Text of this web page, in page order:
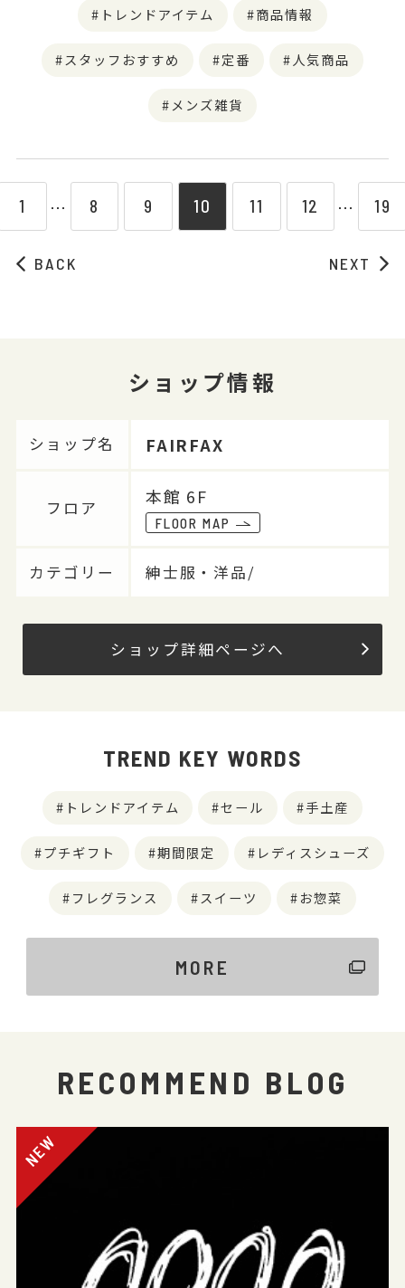
トレンドアイテム 商品情報
スタッフおすすめ 定番 人気商品
メンズ雑貨
BACK
1 ⋯ 8 9 10 11 12 ⋯ 19
NEXT
ショップ情報
ショップ名 FAIRFAX
フロア
本館 6F
FLOOR MAP
カテゴリー 紳士服・洋品/
ショップ詳細ページへ
TREND KEY WORDS
トレンドアイテム セール 手土産
プチギフト 期間限定 レディスシューズ
フレグランス スイーツ お惣菜
MORE
RECOMMEND BLOG